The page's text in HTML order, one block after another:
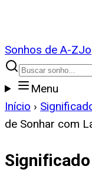
Sonhos de A-Z
Menu
Início ›
de Sonhar com